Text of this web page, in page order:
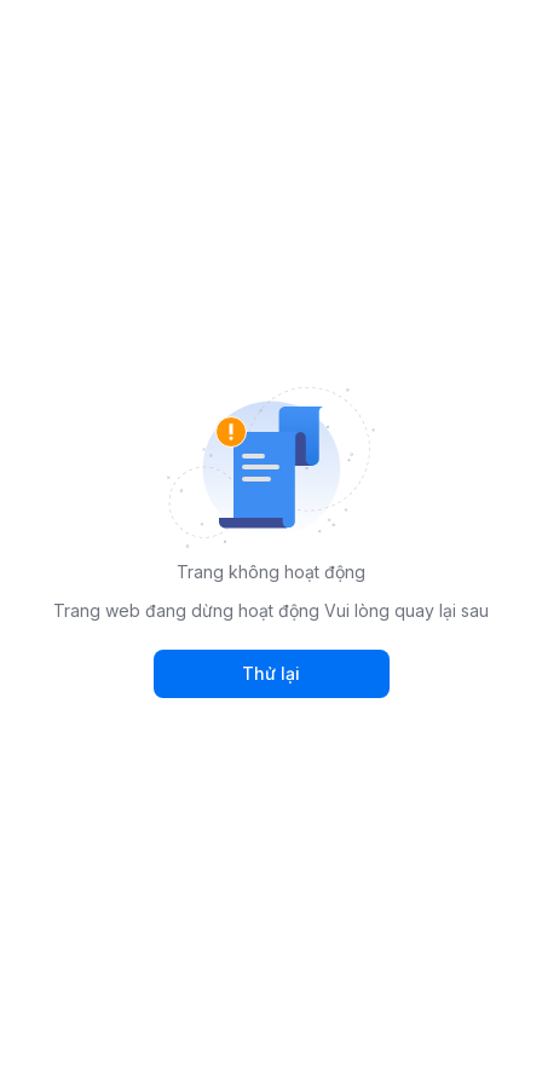
Trang không hoạt động
Trang web đang dừng hoạt động Vui lòng quay lại sau
Thử lại